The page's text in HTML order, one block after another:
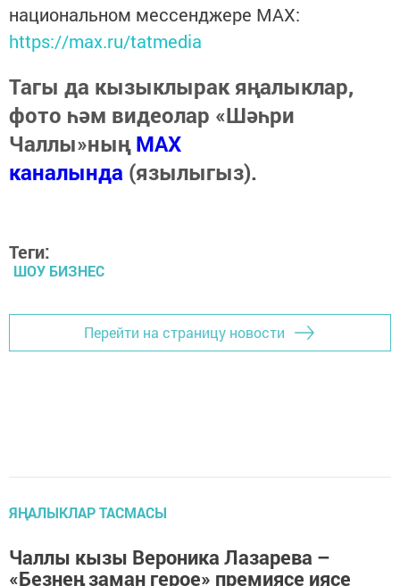
национальном мессенджере MАХ:
https://max.ru/tatmedia
Тагы да кызыклырак яңалыклар,
фото һәм видеолар «Шәһри
Чаллы»ныңMAX
каналында (язылыгыз).
Теги:
ШОУ БИЗНЕС
Перейти на страницу новости
ЯҢАЛЫКЛАР ТАСМАСЫ
Чаллы кызы Вероника Лазарева –
«Безнең заман герое» премиясе иясе